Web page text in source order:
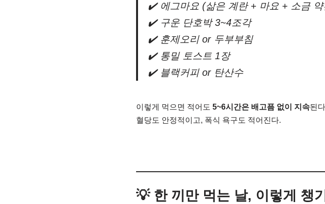
✔️ 에그마요 (삶은 계란 + 마요 + 소금 약
✔️ 구운 단호박 3~4조각
✔️ 훈제오리 or 두부부침
✔️ 통밀 토스트 1장
✔️ 블랙커피 or 탄산수
이렇게 먹으면 적어도 5~6시간은 배고픔 없이 지속된
혈당도 안정적이고, 폭식 욕구도 적어진다.
💡 한 끼만 먹는 날, 이렇게 챙